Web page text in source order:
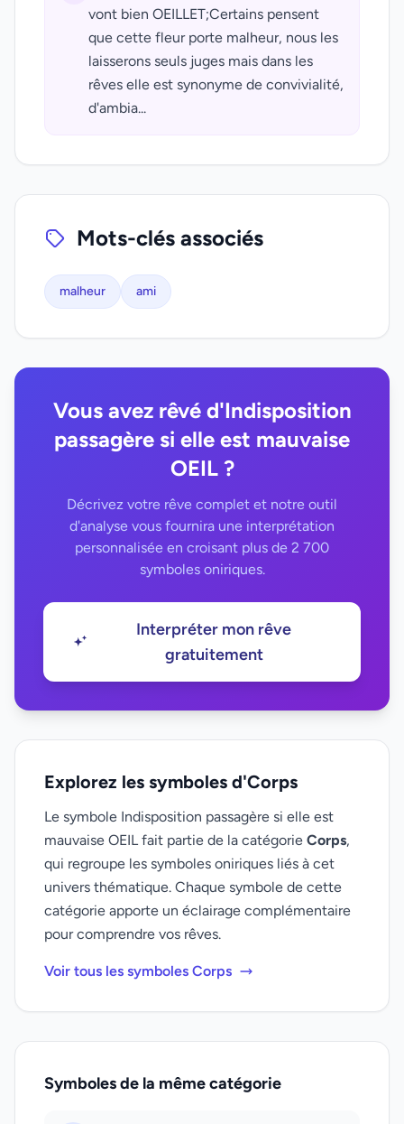
vont bien OEILLET;Certains pensent
que cette fleur porte malheur, nous les
laisserons seuls juges mais dans les
rêves elle est synonyme de convivialité,
d'ambia...
Mots-clés associés
malheur ami
Vous avez rêvé d'Indisposition
passagère si elle est mauvaise
OEIL ?
Décrivez votre rêve complet et notre outil
d'analyse vous fournira une interprétation
personnalisée en croisant plus de 2 700
symboles oniriques.
Interpréter mon rêve
gratuitement
Explorez les symboles d'Corps
Le symbole Indisposition passagère si elle est
mauvaise OEIL fait partie de la catégorie Corps,
qui regroupe les symboles oniriques liés à cet
univers thématique. Chaque symbole de cette
catégorie apporte un éclairage complémentaire
pour comprendre vos rêves.
Voir tous les symboles Corps
Symboles de la même catégorie